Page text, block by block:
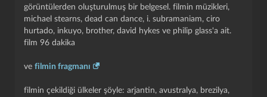
görüntülerden oluşturulmuş bir belgesel. filmin müzikleri,
michael stearns, dead can dance, i. subramaniam, ciro
hurtado, inkuyo, brother, david hykes ve philip glass'a ait.
film 96 dakika
ve filmin fragmanı
filmin çekildiği ülkeler şöyle: arjantin, avustralya, brezilya,